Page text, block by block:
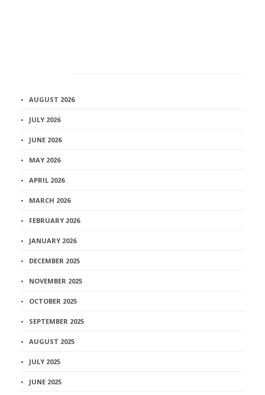
AUGUST 2026
JULY 2026
JUNE 2026
MAY 2026
APRIL 2026
MARCH 2026
FEBRUARY 2026
JANUARY 2026
DECEMBER 2025
NOVEMBER 2025
OCTOBER 2025
SEPTEMBER 2025
AUGUST 2025
JULY 2025
JUNE 2025